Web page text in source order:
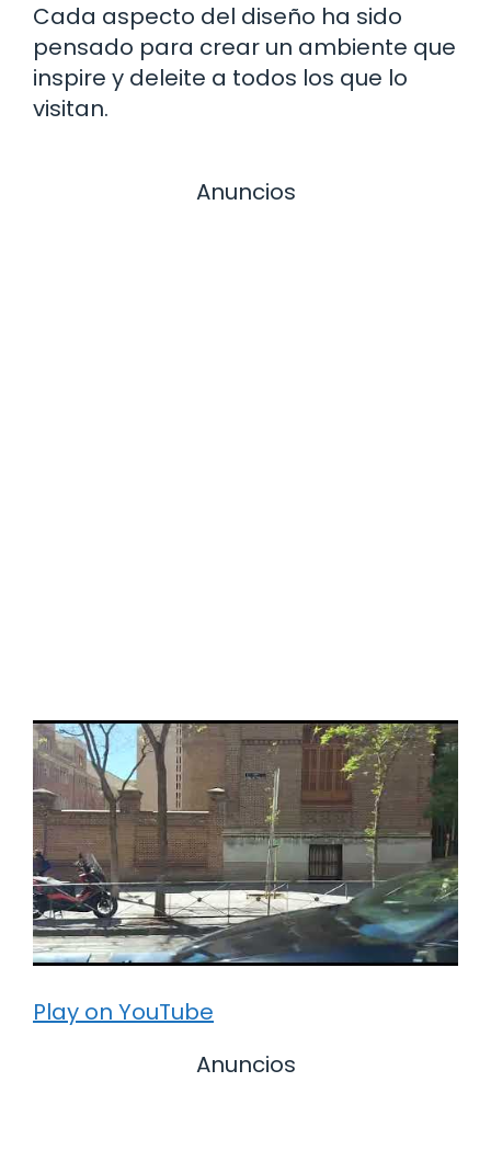
Cada aspecto del diseño ha sido
pensado para crear un ambiente que
inspire y deleite a todos los que lo
visitan.
Anuncios
Play on YouTube
Anuncios